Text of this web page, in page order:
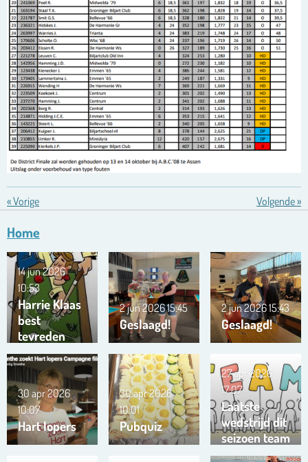
«Vorige Volgende»
Home
Harrie Klaas
best
tevreden
14 jun 2026
10:53
Geslaagd!
2 jun 202615:45
Geslaagd!
2 jun 202615:43
Hart lopers
30 apr 2026
10:07
Pubquiz
30 apr 2026
10:01
Laatste
wedstrijd dit
seizoen team
Trianta 01
27 apr 2026
17:07